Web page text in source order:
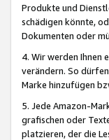
Produkte und
schädigen könnte,
Dokumenten oder
4. Wir werden Ihnen
verändern. So
Marke hinzufügen
5. Jede Amazon-
grafischen oder
platzieren, der die